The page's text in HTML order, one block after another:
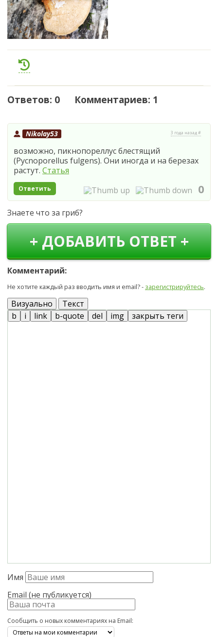
Ответов: 0 Комментариев: 1
Nikolay53 3 года назад #
возможно, пикнопореллус блестящий
(Pycnoporellus fulgens). Они иногда и на березах
растут. Статья
Ответить 0
Знаете что за гриб?
+ ДОБАВИТЬ ОТВЕТ +
Комментарий:
Не хотите каждый раз вводить имя и email? - зарегистрируйтесь.
Визуально Текст
Имя
Email (не публикуется)
Сообщить о новых комментариях на Email: